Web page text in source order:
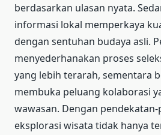
berdasarkan ulasan nyata.
informasi lokal memperkaya
dengan sentuhan budaya asli.
menyederhanakan proses
yang lebih terarah, sementara
membuka peluang kolaborasi
wawasan. Dengan
eksplorasi wisata tidak hanya